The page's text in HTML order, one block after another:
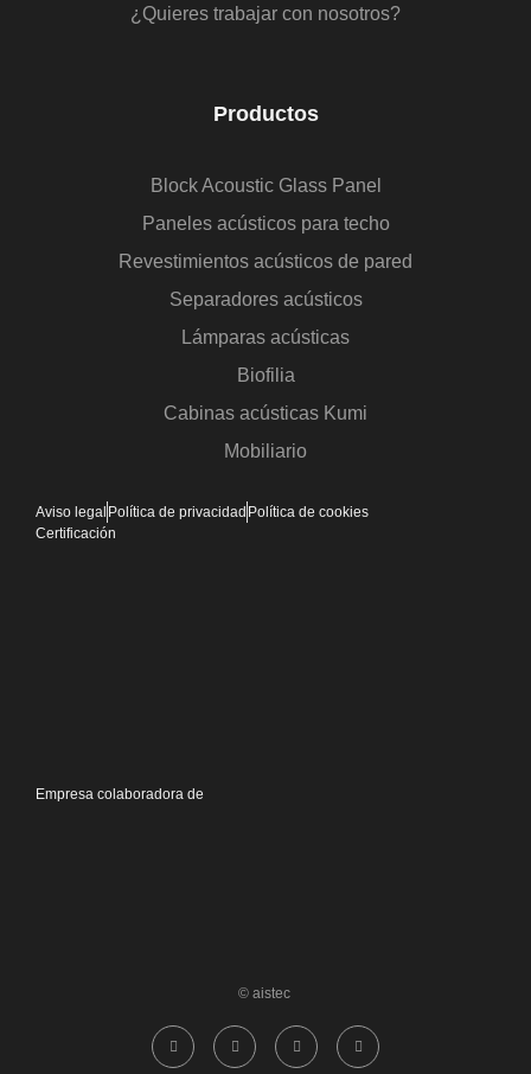
¿Quieres trabajar con nosotros?
Productos
Block Acoustic Glass Panel
Paneles acústicos para techo
Revestimientos acústicos de pared
Separadores acústicos
Lámparas acústicas
Biofilia
Cabinas acústicas Kumi
Mobiliario
© aistec
Empresa colaboradora de
Aviso legal Política de privacidad Política de cookies
Certificación